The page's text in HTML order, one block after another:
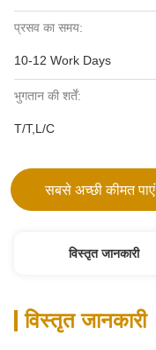
प्रसव का समय:
10-12 Work Days
भुगतान की शर्तें:
T/T,L/C
सबसे अच्छी कीमत पाएं
विस्तृत जानकारी
विस्तृत जानकारी